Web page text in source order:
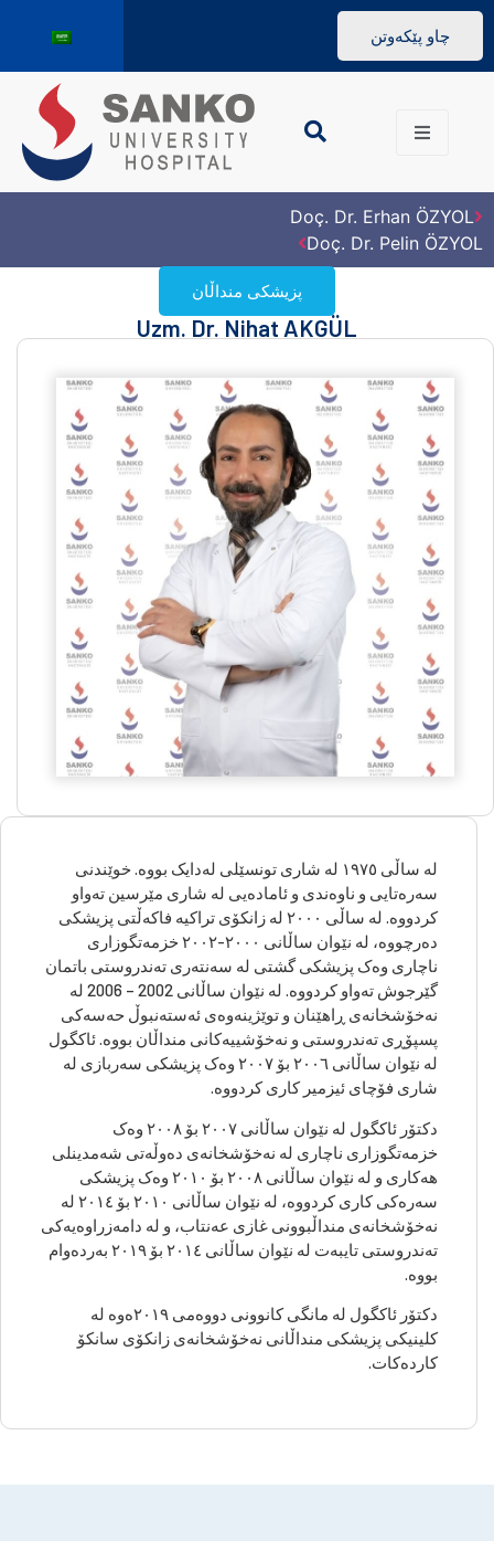
چاو پێکەوتن
Doç. Dr. Erhan ÖZYOL
Doç. Dr. Pelin ÖZYOL
پزیشکی منداڵان
Uzm. Dr. Nihat AKGÜL
لە ساڵی ١٩٧٥ لە شاری تونسێلی لەدایک بووە. خوێندنی
سەرەتایی و ناوەندی و ئامادەیی لە شاری مێرسین تەواو
کردووە. لە ساڵی ٢٠٠٠ لە زانکۆی تراکیە فاکەڵتی پزیشکی
دەرچووە، لە نێوان ساڵانی ٢٠٠٠-٢٠٠٢ خزمەتگوزاری
ناچاری وەک پزیشکی گشتی لە سەنتەری تەندروستی باتمان
گێرجوش تەواو کردووە. لە نێوان ساڵانی 2002 – 2006 لە
نەخۆشخانەی ڕاهێنان و توێژینەوەی ئەستەنبوڵ حەسەکی
پسپۆڕی تەندروستی و نەخۆشییەکانی منداڵان بووە. ئاکگول
لە نێوان ساڵانی ٢٠٠٦ بۆ ٢٠٠٧ وەک پزیشکی سەربازی لە
شاری فۆچای ئیزمیر کاری کردووە.
دکتۆر ئاکگول لە نێوان ساڵانی ٢٠٠٧ بۆ ٢٠٠٨ وەک
خزمەتگوزاری ناچاری لە نەخۆشخانەی دەوڵەتی شەمدینلی
هەکاری و لە نێوان ساڵانی ٢٠٠٨ بۆ ٢٠١٠ وەک پزیشکی
سەرەکی کاری کردووە، لە نێوان ساڵانی ٢٠١٠ بۆ ٢٠١٤ لە
نەخۆشخانەی منداڵبوونی غازی عەنتاب، و لە دامەزراوەیەکی
تەندروستی تایبەت لە نێوان ساڵانی ٢٠١٤ بۆ ٢٠١٩ بەردەوام
بووە.
دکتۆر ئاکگول لە مانگی کانوونی دووەمی ٢٠١٩ەوە لە
کلینیکی پزیشکی منداڵانی نەخۆشخانەی زانکۆی سانکۆ
کاردەکات.